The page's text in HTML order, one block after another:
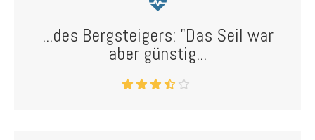
...des Bergsteigers: "Das Seil war
aber günstig...